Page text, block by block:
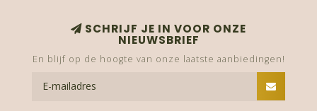
SCHRIJF JE IN VOOR ONZE
NIEUWSBRIEF
En blijf op de hoogte van onze laatste aanbiedingen!